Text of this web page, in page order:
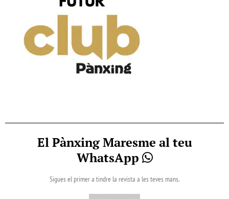
El Pànxing Maresme al teu
WhatsApp
Sigues el primer a tindre la revista a les teves mans.